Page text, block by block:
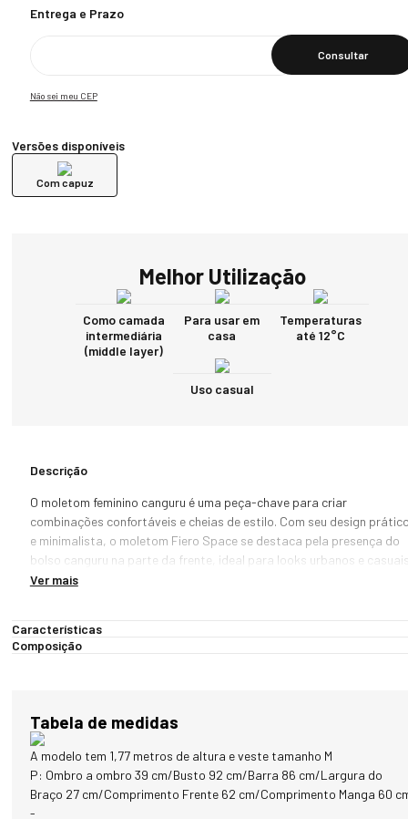
Não sei meu CEP
Calcular O Frete
Versões disponíveis
Com capuz
Melhor Utilização
Como camada
intermediária
(middle layer)
Para usar em
casa
Temperaturas
até 12°C
Uso casual
Descrição
O moletom feminino canguru é uma peça-chave para criar
combinações confortáveis e cheias de estilo. Com seu design
e minimalista, o moletom Fiero Space se destaca pela presença do
bolso canguru na parte da frente, ideal para looks urbanos e
O moletom canguru com capuz é uma ótima opção para as mulheres
guardar pequenos objetos com facilidade.
sedoso e agradável oferece conforto e proteção térmica. O material
utilizado para o desenvolvimento do moletom é composto por
algodão e poliéster, resultando em um produto durável, resistente e
confortável. Além disso, possui elasticidade para flexibilidade dos
movimentos.
Ver mais
Características
Composição
Tabela de medidas
A modelo tem 1,77 metros de altura e veste tamanho M
P: Ombro a ombro 39 cm/Busto 92 cm/Barra 86 cm/Largura do
Braço 27 cm/Comprimento Frente 62 cm/Comprimento Manga 60
-